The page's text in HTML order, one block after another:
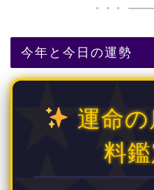
今年と今日の運勢
運命
料